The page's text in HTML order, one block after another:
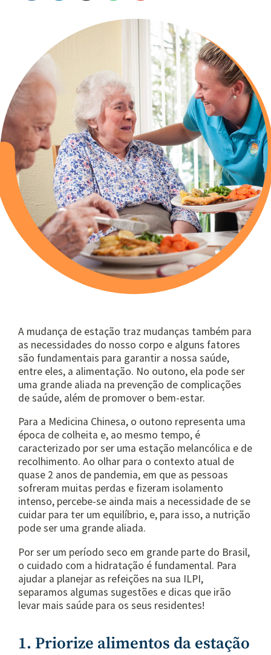
A mudança de estação traz mudanças também para
as necessidades do nosso corpo e alguns fatores
são fundamentais para garantir a nossa saúde,
entre eles, a alimentação. No outono, ela pode ser
uma grande aliada na prevenção de complicações
de saúde, além de promover o bem-estar.
Para a Medicina Chinesa, o outono representa uma
época de colheita e, ao mesmo tempo, é
caracterizado por ser uma estação melancólica e de
recolhimento. Ao olhar para o contexto atual de
quase 2 anos de pandemia, em que as pessoas
sofreram muitas perdas e fizeram isolamento
intenso, percebe-se ainda mais a necessidade de se
cuidar para ter um equilíbrio, e, para isso, a nutrição
pode ser uma grande aliada.
Por ser um período seco em grande parte do Brasil,
o cuidado com a hidratação é fundamental. Para
ajudar a planejar as refeições na sua ILPI,
separamos algumas sugestões e dicas que irão
levar mais saúde para os seus residentes!
1. Priorize alimentos da estação